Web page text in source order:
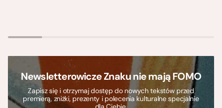
Newsletterowicze Znaku nie mają FOMO
Zapisz się i otrzymaj dostęp do nowych tekstów przed
premierą, zniżki, prezenty i polecenia kulturalne specjalnie